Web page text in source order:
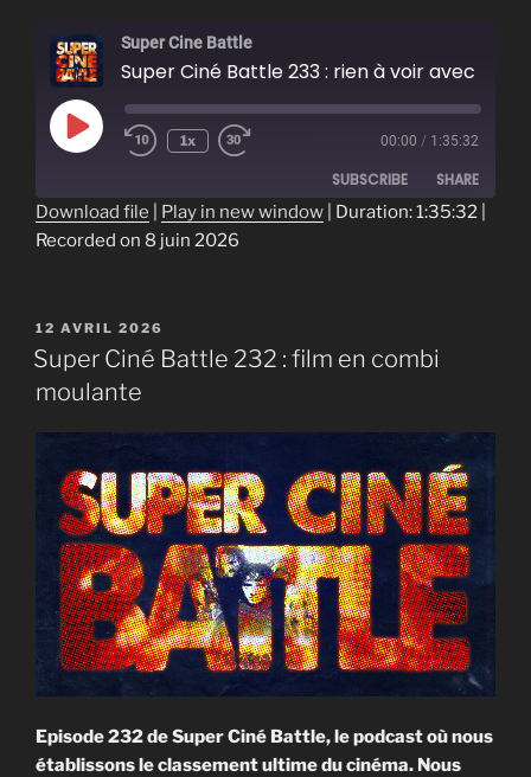
Super Cine Battle
Play
Episode
1x 00:00 / 1:35:32
SUBSCRIBE SHARE
SHARE
Download file Play in new window Duration: 1:35:32
Recorded on 8 juin 2026
PUBLIÉ
LE
12 AVRIL 2026
Super Ciné Battle 232 : film en combi
moulante
Episode 232 de Super Ciné Battle, le podcast où nous
établissons le classement ultime du cinéma. Nous